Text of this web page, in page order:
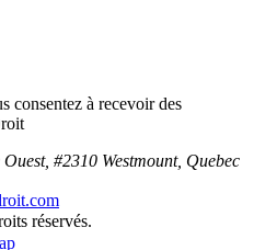
consentez à recevoir des
#2310 Westmount, Quebec
réservés.